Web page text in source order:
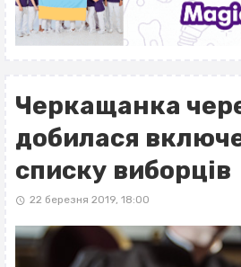
Черкащанка
добилася
списку виборців
22 березня 2019, 18:00